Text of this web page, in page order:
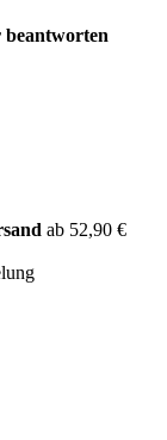
beantworten
ab 52,90 €